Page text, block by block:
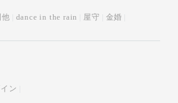
他 dance in the rain 屋守 金婚
ン